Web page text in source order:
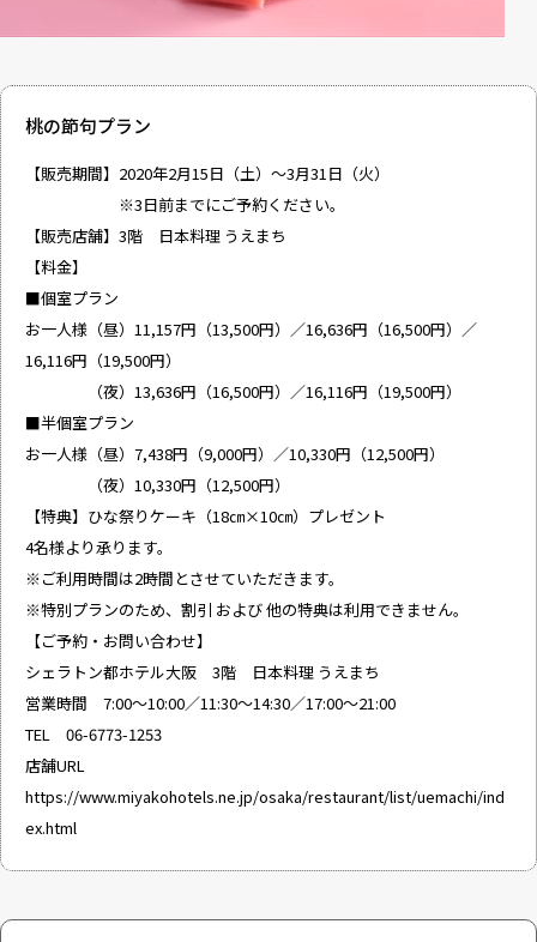
桃の節句プラン
【販売期間】2020年2月15日（土）～3月31日（火）
※3日前までにご予約ください。
【販売店舗】3階 日本料理 うえまち
【料金】
■個室プラン
お一人様（昼）11,157円（13,500円）／16,636円（16,500円）／
16,116円（19,500円）
（夜）13,636円（16,500円）／16,116円（19,500円）
■半個室プラン
お一人様（昼）7,438円（9,000円）／10,330円（12,500円）
（夜）10,330円（12,500円）
【特典】ひな祭りケーキ（18㎝×10㎝）プレゼント
4名様より承ります。
※ご利用時間は2時間とさせていただきます。
※特別プランのため、割引 および 他の特典は利用できません。
【ご予約・お問い合わせ】
シェラトン都ホテル大阪 3階 日本料理 うえまち
営業時間 7:00～10:00／11:30～14:30／17:00～21:00
TEL 06-6773-1253
店舗URL
https://www.miyakohotels.ne.jp/osaka/restaurant/list/uemachi/ind
ex.html